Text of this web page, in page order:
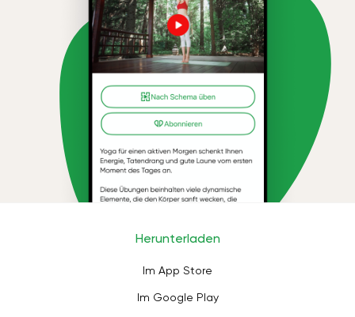
Herunterladen
Im App Store
Im Google Play